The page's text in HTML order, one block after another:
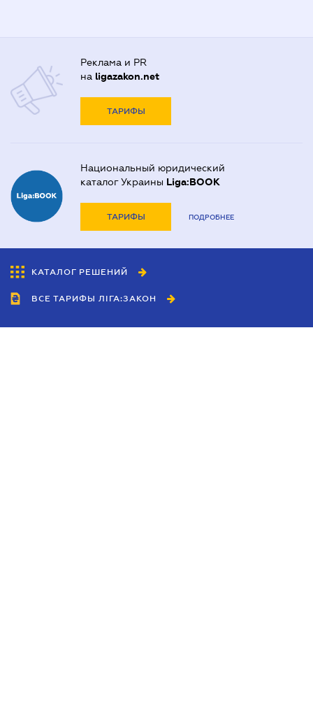
Реклама и PR
на ligazakon.net
ТАРИФЫ
Национальный юридический
каталог Украины Liga:BOOK
ТАРИФЫ ПОДРОБНЕЕ
КАТАЛОГ РЕШЕНИЙ
ВСЕ ТАРИФЫ ЛІГА:ЗАКОН